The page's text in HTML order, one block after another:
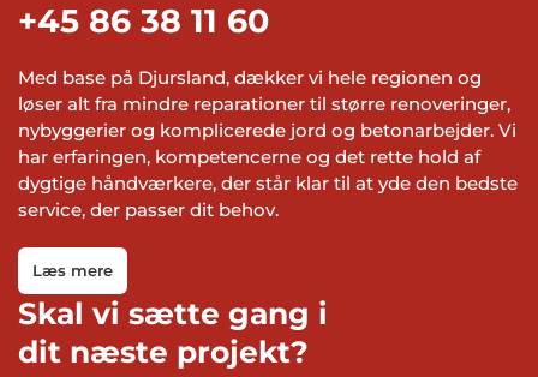
+45 86 38 11 60
Med base på Djursland, dækker vi hele regionen og
løser alt fra mindre reparationer til større renoveringer,
nybyggerier og komplicerede jord og betonarbejder. Vi
har erfaringen, kompetencerne og det rette hold af
dygtige håndværkere, der står klar til at yde den bedste
service, der passer dit behov.
Læs mere
Skal vi sætte gang i
dit næste projekt?